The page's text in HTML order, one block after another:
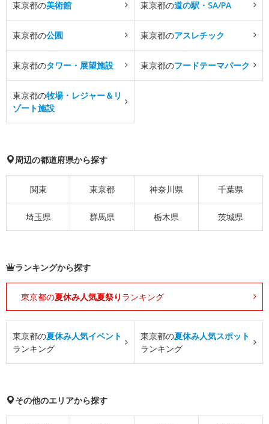
東京都の美術館 東京都の道の駅・SA/PA
東京都の公園 東京都のアスレチック
東京都のタワー・展望施設 東京都のフードテーマパーク
東京都の牧場・レジャー＆リ
ゾート施設
周辺の都道府県から探す
関東 東京都 神奈川県 千葉県
埼玉県 群馬県 栃木県 茨城県
ランキングから探す
東京都の夏休み人気夏祭り ランキング
東京都の夏休み人気イベント
ランキング
東京都の夏休み人気スポット
ランキング
その他のエリアから探す